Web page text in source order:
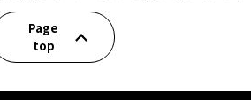
Page
top